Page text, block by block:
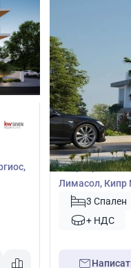
€330 000
Квартира
Квартира с 3
Лимасол, Кипр
3 Спален
+ НДС